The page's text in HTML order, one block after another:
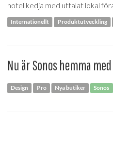
hotellkedja med uttalat lokal
Internationellt Produktutveckling
Nu är Sonos hemma
Design Pro Nya butiker Sonos